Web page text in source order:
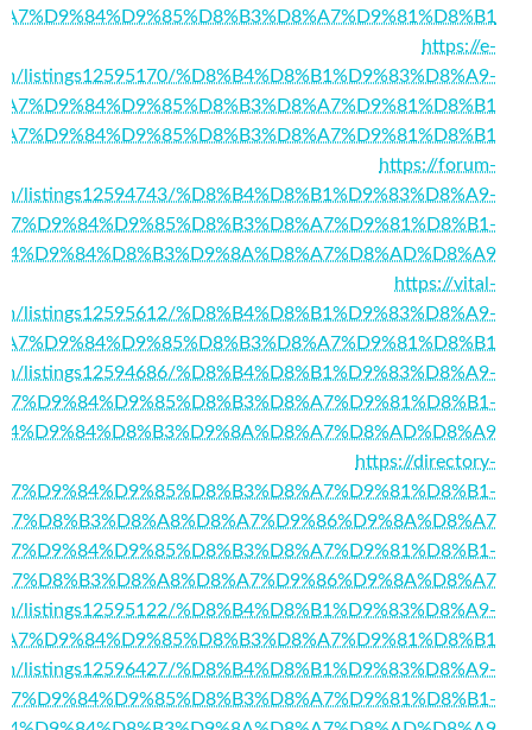
https://e-
listings12595170/%D8%B4%D8%B1%D9%83%D8%A9-
https://forum-
listings12594743/%D8%B4%D8%B1%D9%83%D8%A9-
https://vital-
listings12595612/%D8%B4%D8%B1%D9%83%D8%A9-
listings12594686/%D8%B4%D8%B1%D9%83%D8%A9-
https://directory-
listings12595122/%D8%B4%D8%B1%D9%83%D8%A9-
listings12596427/%D8%B4%D8%B1%D9%83%D8%A9-